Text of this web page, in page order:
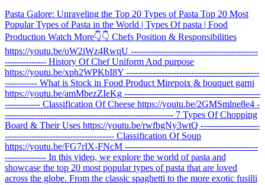
Pasta Galore: Unraveling the Top 20 Types of Pasta Top 20 Most
Popular Types of Pasta in the World | Types Of pasta | Food
Production Watch More👇👇 Chefs Position & Responsibilities
https://youtu.be/oW2iWz4RwqU -------------------------------------------
-------------- History Of Chef Uniform And purpose
https://youtu.be/xph2WPKbI8Y ---------------------------------------------
----------- What is Stock in Food Product Mirepoix & bouquet garni
https://youtu.be/amMbezZIeKg ----------------------------------------------
------------ Classification Of Cheese https://youtu.be/2GMSmlne8e4 -
--------------------------------------------------------- 7 Types Of Chopping
Board & Their Uses https://youtu.be/rwfbgNy3wtQ --------------------
------------------------------------- Classification Of Soup
https://youtu.be/FG7rIX-FNcM ---------------------------------------------
-------------- In this video, we explore the world of pasta and
showcase the top 20 most popular types of pasta that are loved
across the globe. From the classic spaghetti to the more exotic fusilli